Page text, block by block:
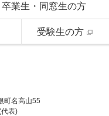
卒業生・同窓生の方
受験生の方
町名高山55
表)